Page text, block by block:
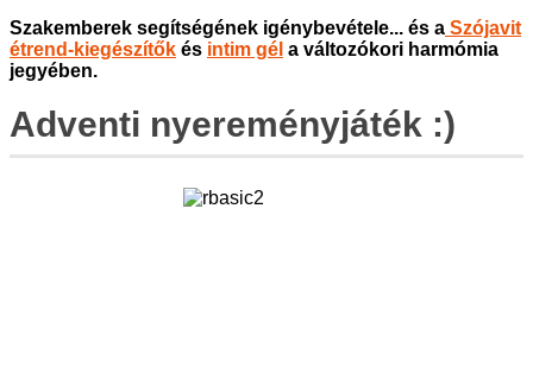
Szakemberek segítségének igénybevétele... és a Szójavit
étrend-kiegészítők és intim gél a változókori harmómia
jegyében.
Adventi nyereményjáték :)